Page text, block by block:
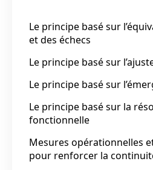
Le principe basé sur
et des échecs
Le principe basé sur
Le principe basé sur
Le principe basé sur la
fonctionnelle
Mesures opérationnelles
pour renforcer la